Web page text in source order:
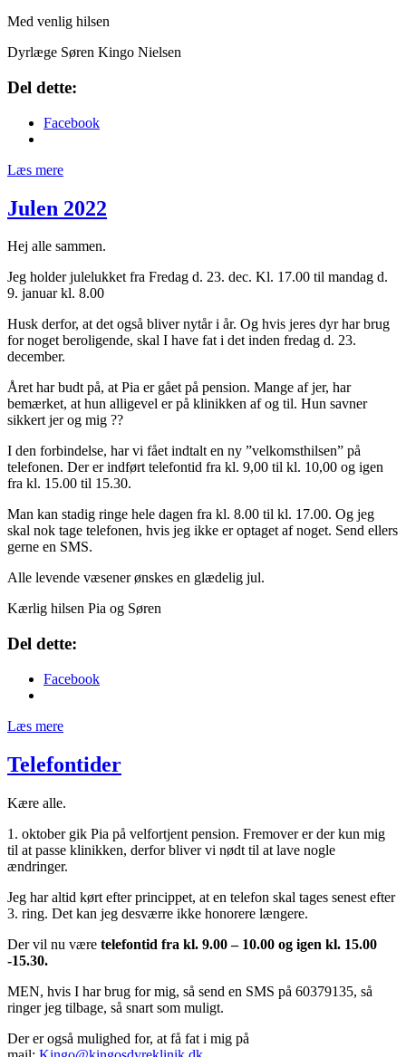
Med venlig hilsen
Dyrlæge Søren Kingo Nielsen
Del dette:
Facebook
Læs mere
Julen 2022
Hej alle sammen.
Jeg holder julelukket fra Fredag d. 23. dec. Kl. 17.00 til mandag d.
9. januar kl. 8.00
Husk derfor, at det også bliver nytår i år. Og hvis jeres dyr har brug
for noget beroligende, skal I have fat i det inden fredag d. 23.
december.
Året har budt på, at Pia er gået på pension. Mange af jer, har
bemærket, at hun alligevel er på klinikken af og til. Hun savner
sikkert jer og mig ??
I den forbindelse, har vi fået indtalt en ny ”velkomsthilsen” på
telefonen. Der er indført telefontid fra kl. 9,00 til kl. 10,00 og igen
fra kl. 15.00 til 15.30.
Man kan stadig ringe hele dagen fra kl. 8.00 til kl. 17.00. Og jeg
skal nok tage telefonen, hvis jeg ikke er optaget af noget. Send ellers
gerne en SMS.
Alle levende væsener ønskes en glædelig jul.
Kærlig hilsen Pia og Søren
Del dette:
Facebook
Læs mere
Telefontider
Kære alle.
1. oktober gik Pia på velfortjent pension. Fremover er der kun mig
til at passe klinikken, derfor bliver vi nødt til at lave nogle
ændringer.
Jeg har altid kørt efter princippet, at en telefon skal tages senest efter
3. ring. Det kan jeg desværre ikke honorere længere.
Der vil nu være telefontid fra kl. 9.00 – 10.00 og igen kl. 15.00
-15.30.
MEN, hvis I har brug for mig, så send en SMS på 60379135, så
ringer jeg tilbage, så snart som muligt.
Der er også mulighed for, at få fat i mig på